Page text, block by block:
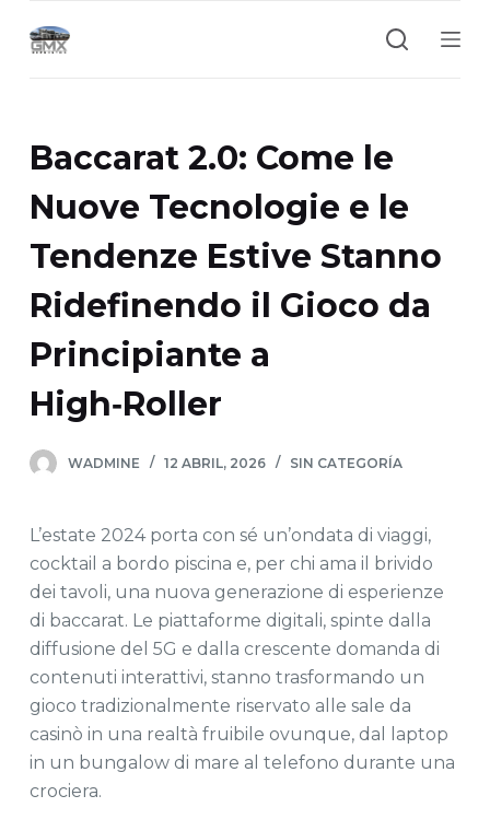
a
c
e
n
d
Baccarat 2.0: Come le
Nuove Tecnologie e le
Tendenze Estive Stanno
Ridefinendo il Gioco da
Principiante a
High‑Roller
WADMINE 12 ABRIL, 2026 SIN CATEGORÍA
L’estate 2024 porta con sé un’ondata di viaggi,
cocktail a bordo piscina e, per chi ama il brivido
dei tavoli, una nuova generazione di esperienze
di baccarat. Le piattaforme digitali, spinte dalla
diffusione del 5G e dalla crescente domanda di
contenuti interattivi, stanno trasformando un
gioco tradizionalmente riservato alle sale da
casinò in una realtà fruibile ovunque, dal laptop
in un bungalow di mare al telefono durante una
crociera.